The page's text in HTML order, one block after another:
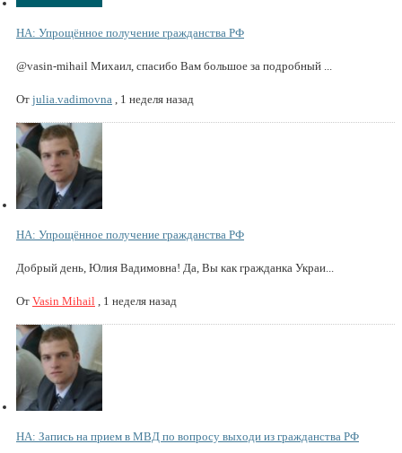
НА: Упрощённое получение гражданства РФ
@vasin-mihail Михаил, спасибо Вам большое за подробный ...
От julia.vadimovna 1 неделя назад
НА: Упрощённое получение гражданства РФ
Добрый день, Юлия Вадимовна! Да, Вы как гражданка Украи...
От Vasin Mihail 1 неделя назад
НА: Запись на прием в МВД по вопросу выходи из гражданства РФ